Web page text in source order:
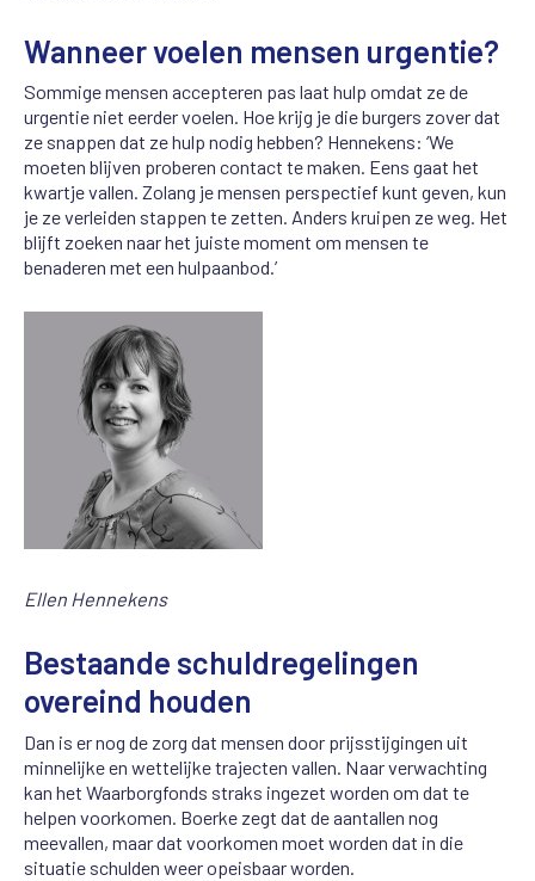
Wanneer voelen mensen urgentie?
Sommige mensen accepteren pas laat hulp omdat ze de
urgentie niet eerder voelen. Hoe krijg je die burgers zover dat
ze snappen dat ze hulp nodig hebben? Hennekens: ‘We
moeten blijven proberen contact te maken. Eens gaat het
kwartje vallen. Zolang je mensen perspectief kunt geven, kun
je ze verleiden stappen te zetten. Anders kruipen ze weg. Het
blijft zoeken naar het juiste moment om mensen te
benaderen met een hulpaanbod.’
Ellen Hennekens
Bestaande schuldregelingen
overeind houden
Dan is er nog de zorg dat mensen door prijsstijgingen uit
minnelijke en wettelijke trajecten vallen. Naar verwachting
kan het Waarborgfonds straks ingezet worden om dat te
helpen voorkomen. Boerke zegt dat de aantallen nog
meevallen, maar dat voorkomen moet worden dat in die
situatie schulden weer opeisbaar worden.